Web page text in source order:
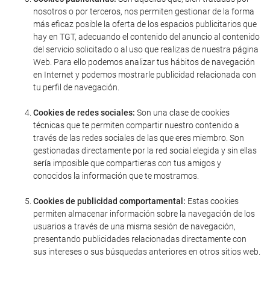
nosotros o por terceros, nos permiten gestionar de la forma
más eficaz posible la oferta de los espacios publicitarios que
hay en TGT, adecuando el contenido del anuncio al contenido
del servicio solicitado o al uso que realizas de nuestra página
Web. Para ello podemos analizar tus hábitos de navegación
en Internet y podemos mostrarle publicidad relacionada con
tu perfil de navegación.
Cookies de redes sociales: Son una clase de cookies
técnicas que te permiten compartir nuestro contenido a
través de las redes sociales de las que eres miembro. Son
gestionadas directamente por la red social elegida y sin ellas
sería imposible que compartieras con tus amigos y
conocidos la información que te mostramos.
Cookies de publicidad comportamental: Estas cookies
permiten almacenar información sobre la navegación de los
usuarios a través de una misma sesión de navegación,
presentando publicidades relacionadas directamente con
sus intereses o sus búsquedas anteriores en otros sitios web.